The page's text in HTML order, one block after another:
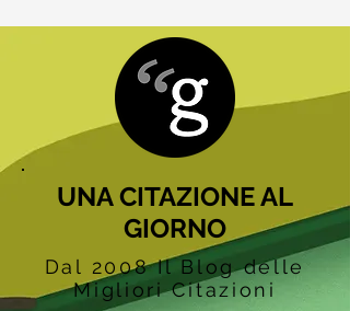
UNA CITAZIONE AL
GIORNO
Dal 2008 Il Blog delle
Migliori Citazioni